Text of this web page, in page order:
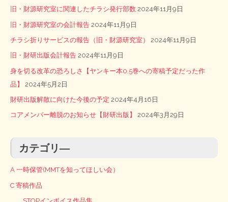
旧・財源研究室に関連したチラシ発行部数 2024年11月9日
旧・財源研究室の会計報告 2024年11月9日
チラシ折りサービスの報告（旧・財源研究室） 2024年11月9日
旧・財研出版会計報告 2024年11月9日
身を切る改革の恐ろしさ【ヤンキー本0.5巻への寄稿予定だった作
品】
2024年5月2日
財研出版解散に向けた今後の予定 2024年4月16日
コアメンバー離脱のお知らせ【財研出版】 2024年3月29日
カテゴリ―
A 一時保管(MMTを知ってほしい会）
C 寄稿作品